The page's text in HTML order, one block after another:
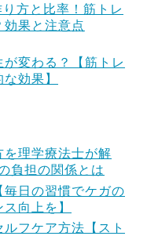
方と比率！筋トレ
果と注意点
変わる？【筋トレ
効果】
を理学療法士が解
負担の関係とは
毎日の習慣でケガの
向上を】
フケア方法【スト